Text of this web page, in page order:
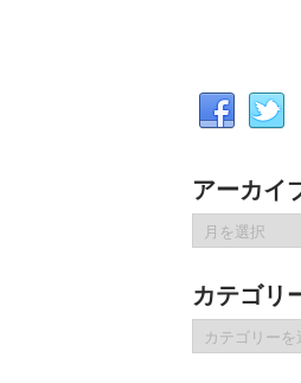
アーカイ
ア
ー
イ
ブ
カテゴリ
テ